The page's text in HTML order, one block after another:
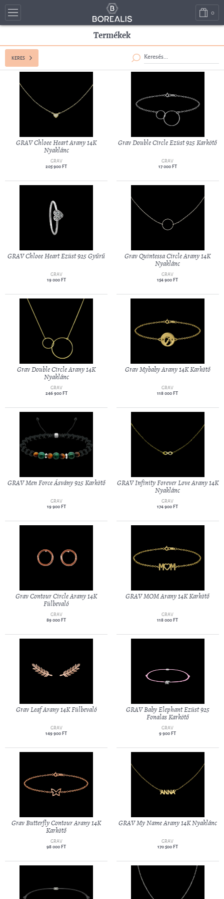
0
Termékek
KERES
GRAV Chloee Heart Arany 14K
Nyaklánc
GRAV
205 900 FT
Grav Double Circle Ezüst 925 Karkötő
GRAV
17 000 FT
GRAV Chloee Heart Ezüst 925 Gyűrű
GRAV
19 000 FT
Grav Quintessa Circle Arany 14K
Nyaklánc
GRAV
154 900 FT
Grav Double Circle Arany 14K
Nyaklánc
GRAV
246 900 FT
Grav Mybaby Arany 14K Karkötő
GRAV
118 000 FT
GRAV Men Force Ásvány 925 Karkötő
GRAV
19 900 FT
GRAV Infinity Forever Love Arany 14K
Nyaklánc
GRAV
174 900 FT
Grav Contour Circle Arany 14K
Fülbevaló
GRAV
89 000 FT
GRAV MOM Arany 14K Karkötő
GRAV
118 000 FT
Grav Leaf Arany 14K Fülbevaló
GRAV
149 900 FT
GRAV Baby Elephant Ezüst 925
Fonalas Karkötő
GRAV
9 900 FT
Grav Butterfly Contour Arany 14K
Karkötő
GRAV
98 000 FT
GRAV My Name Arany 14K Nyaklánc
GRAV
170 500 FT